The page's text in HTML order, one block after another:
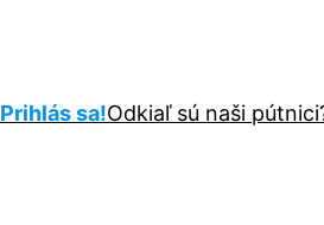
Prihlás sa!Odkiaľ sú naši